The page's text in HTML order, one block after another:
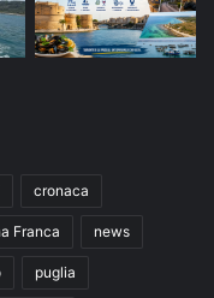
cronaca
Franca news
puglia